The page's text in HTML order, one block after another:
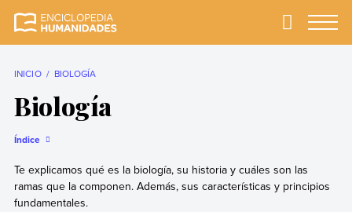
completa y más
Primary
INICIO BIOLOGÍA
Biología
Índice
Te explicamos qué es la biología, su historia y cuáles son las
ramas que la componen. Además, sus características y principios
fundamentales.